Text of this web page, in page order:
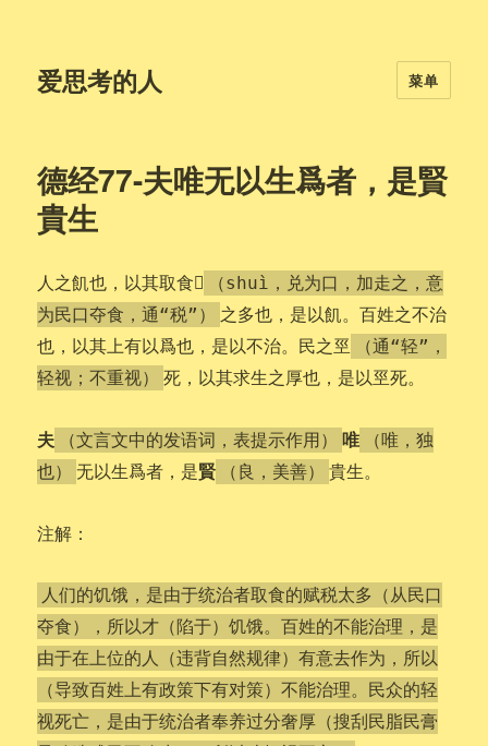
爱思考的人 菜单
德经77-夫唯无以生爲者，是賢
貴生
人之飢也，以其取食𨓚
（shuì，兑为口，加走之，意
为民口夺食，通“税”）
之多也，是以飢。百姓之不治
也，以其上有以爲也，是以不治。民之巠
（通“轻”，
轻视；不重视）
死，以其求生之厚也，是以巠死。
夫 （文言文中的发语词，表提示作用） 唯
（唯，独
也）
无以生爲者，是賢 （良，美善） 貴生。
注解：
人们的饥饿，是由于统治者取食的赋税太多（从民口
夺食），所以才（陷于）饥饿。百姓的不能治理，是
由于在上位的人（违背自然规律）有意去作为，所以
（导致百姓上有政策下有对策）不能治理。民众的轻
视死亡，是由于统治者奉养过分奢厚（搜刮民脂民膏